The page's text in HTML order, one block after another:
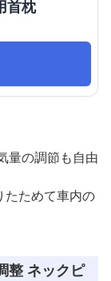
首枕
量の調節も自由
たためて車内の
整 ネックピ